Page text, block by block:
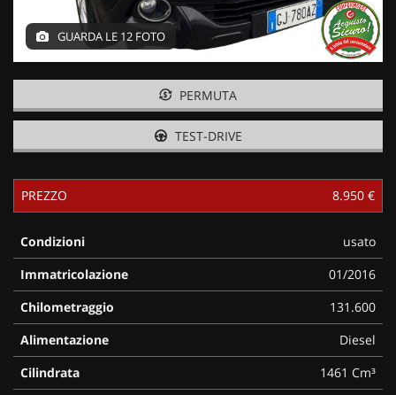
GUARDA LE 12 FOTO
PERMUTA
TEST-DRIVE
PREZZO 8.950 €
Condizioni
usato
Immatricolazione
01/2016
Chilometraggio
131.600
Alimentazione
Diesel
Cilindrata
1461 Cm³